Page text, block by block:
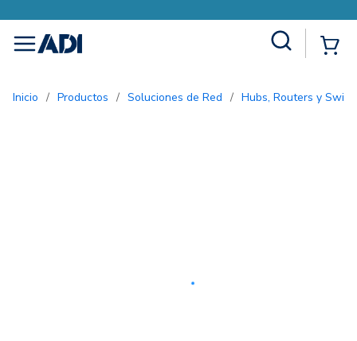
menu
Inicio / Productos / Soluciones de Red / Hubs, Routers y